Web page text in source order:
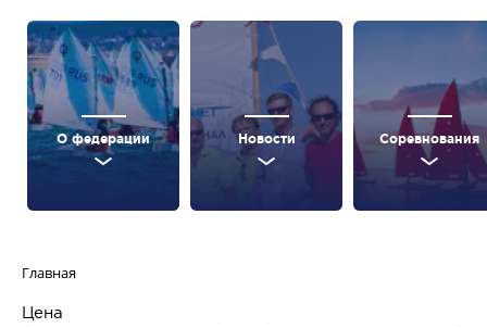
О федерации Новости Соревнования
Главная
Цена